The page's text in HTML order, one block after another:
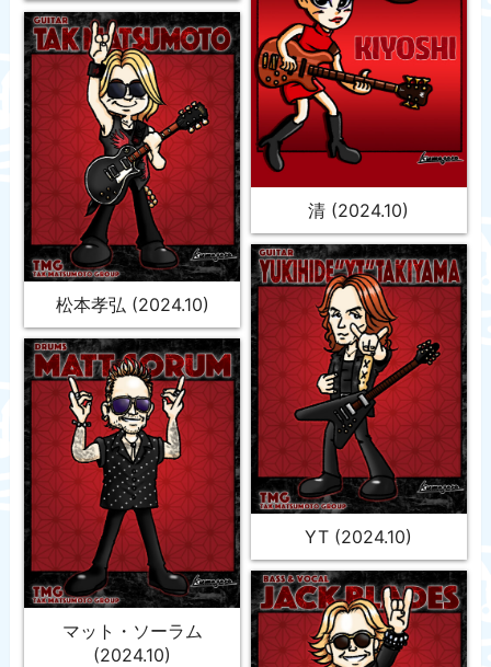
清 (2024.10)
松本孝弘 (2024.10)
YT (2024.10)
マット・ソーラム
(2024.10)